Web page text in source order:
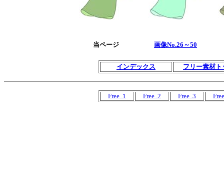
当ページ 画像No.26～50
インデックス フリー素材ト
Free .1 Free .2 Free .3